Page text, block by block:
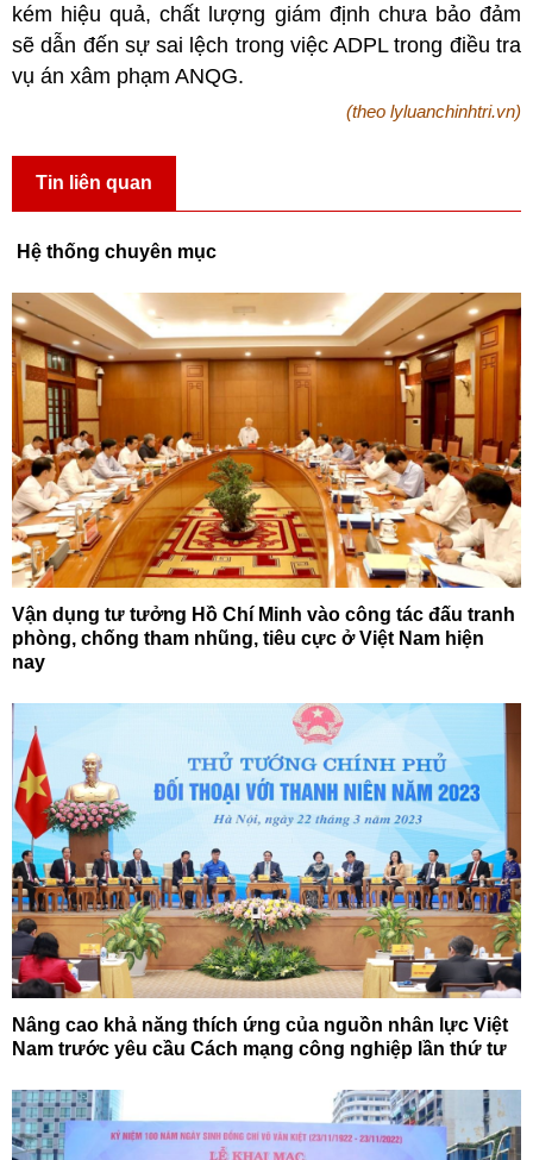
kém hiệu quả, chất lượng giám định chưa bảo đảm
sẽ dẫn đến sự sai lệch trong việc ADPL trong điều tra
vụ án xâm phạm ANQG.
(theo lyluanchinhtri.vn)
Tin liên quan
Hệ thống chuyên mục
Vận dụng tư tưởng Hồ Chí Minh vào công tác đấu tranh
phòng, chống tham nhũng, tiêu cực ở Việt Nam hiện
nay
Nâng cao khả năng thích ứng của nguồn nhân lực Việt
Nam trước yêu cầu Cách mạng công nghiệp lần thứ tư